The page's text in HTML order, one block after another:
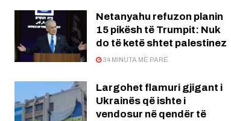
Netanyahu refuzon planin
15 pikësh të Trumpit: Nuk
do të ketë shtet palestinez
34 MINUTA MË PARË
Largohet flamuri gjigant i
Ukrainës që ishte i
vendosur në qendër të